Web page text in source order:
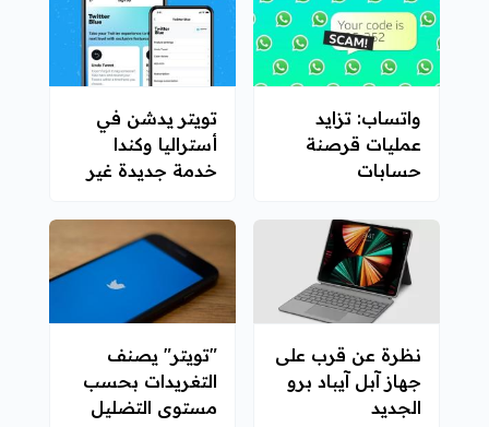
واتساب: تزايد
عمليات قرصنة
حسابات
الاحتيال
تويتر يدشن في
أستراليا وكندا
خدمة جديدة غير
نظرة عن قرب على
جهاز آبل آيباد برو
الجديد
"تويتر" يصنف
التغريدات بحسب
مستوى التضليل